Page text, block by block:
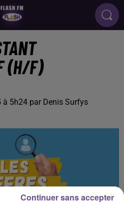
(H/F)
à 5h24 par Denis Surfys
Continuer sans accepter